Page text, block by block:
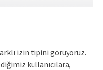
izin tipini görüyoruz.
kullanıcılara,